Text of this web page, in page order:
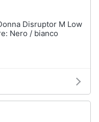
Disruptor M Low
Nero / bianco